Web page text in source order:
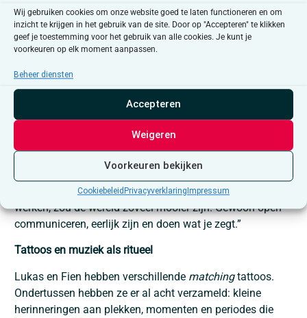
Wij gebruiken cookies om onze website goed te laten functioneren en om
inzicht te krijgen in het gebruik van de site. Door op "Accepteren" te klikken
geef je toestemming voor het gebruik van alle cookies. Je kunt je
voorkeuren op elk moment aanpassen.
Beheer diensten
Accepteren
Weigeren
Voorkeuren bekijken
Cookiebeleid Privacyverklaring Impressum
wanneer het moeilijk gaat. Vandaag combineren ze de
revalidatie van Lukas na een zwaar motorongeval met
stress rond verbouwingen. Toch proberen ze daarin
bewust vast te houden aan hun open manier van omgaan
met anderen en met elkaar.
“We hebben echt moeten leren communiceren,” zegt Fien.
“Wij zijn heel verschillende mensen. Veel vrienden
snapten zelfs niet dat wij gingen trouwen.”
“Toch voelen mensen dat het goed zit tussen ons,” vult
Lukas aan. “En dat klopt ook. Ik heb dat zelfs in mijn
geloften gezegd: als de politiek zou werken zoals wij
werken, zou de wereld zoveel mooier zijn. Gewoon open
communiceren, eerlijk zijn en doen wat je zegt.”
Tattoos en muziek als ritueel
Lukas en Fien hebben verschillende matchingtattoos.
Ondertussen hebben ze er al acht verzameld: kleine
herinneringen aan plekken, momenten en periodes die